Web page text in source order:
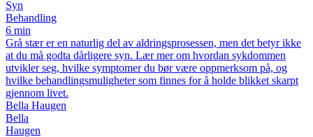
Syn
Behandling
6 min
Grå stær er en naturlig del av aldringsprosessen, men det betyr ikke
at du må godta dårligere syn. Lær mer om hvordan sykdommen
utvikler seg, hvilke symptomer du bør være oppmerksom på, og
hvilke behandlingsmuligheter som finnes for å holde blikket skarpt
gjennom livet.
Bella Haugen
Bella
Haugen